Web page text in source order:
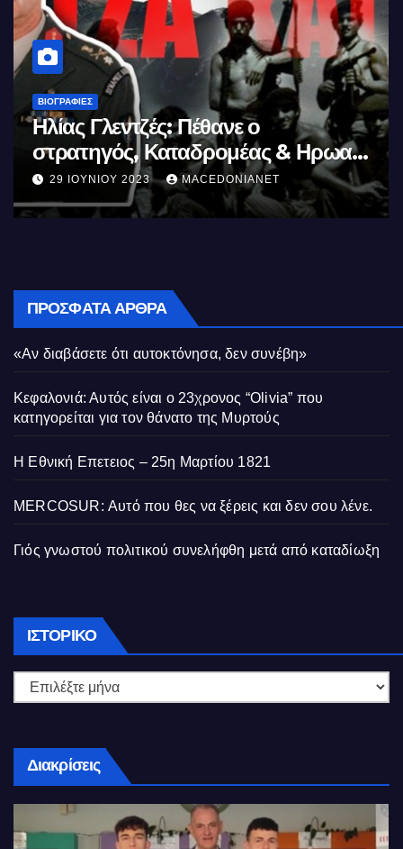
ΒΙΟΓΡΑΦΊΕΣ
Μέγας Αλέξανδρος: Ο μέγιστος των
Ελλήνων
11 ΙΟΥΝΊΟΥ 2023 MACEDONIANET
ΠΡΌΣΦΑΤΑ ΆΡΘΡΑ
«Αν διαβάσετε ότι αυτοκτόνησα, δεν συνέβη»
Κεφαλονιά: Αυτός είναι ο 23χρονος “Olivia” που
κατηγορείται για τον θάνατο της Μυρτούς
Η Εθνική Επετειος – 25η Μαρτίου 1821
MERCOSUR: Αυτό που θες να ξέρεις και δεν σου λένε.
Γιός γνωστού πολιτικού συνελήφθη μετά από καταδίωξη
ΙΣΤΟΡΙΚΌ Ιστορικό
Διακρίσεις